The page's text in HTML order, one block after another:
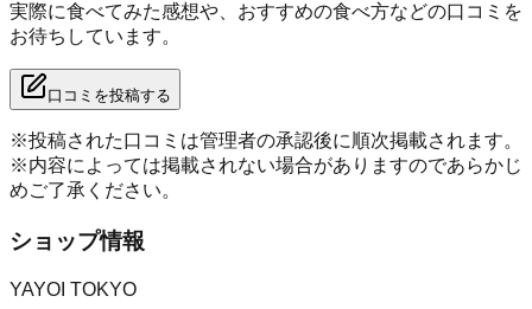
実際に食べてみた感想や、おすすめの食べ方などの口コミを
お待ちしています。
口コミを投稿する
※投稿された口コミは管理者の承認後に順次掲載されます。
※内容によっては掲載されない場合がありますのであらかじ
めご了承ください。
ショップ情報
YAYOI TOKYO